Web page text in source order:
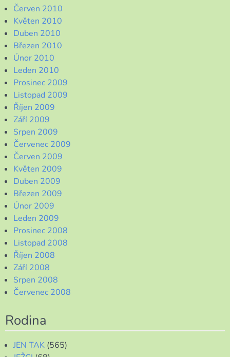
Červen 2010
Květen 2010
Duben 2010
Březen 2010
Únor 2010
Leden 2010
Prosinec 2009
Listopad 2009
Říjen 2009
Září 2009
Srpen 2009
Červenec 2009
Červen 2009
Květen 2009
Duben 2009
Březen 2009
Únor 2009
Leden 2009
Prosinec 2008
Listopad 2008
Říjen 2008
Září 2008
Srpen 2008
Červenec 2008
Rodina
JEN TAK (565)